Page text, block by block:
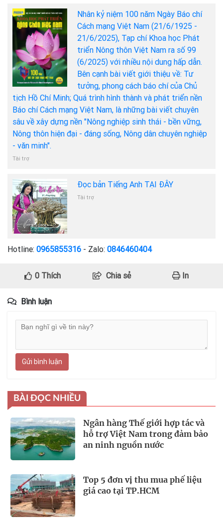
Nhân kỷ niệm 100 năm Ngày Báo chí
Cách mạng Việt Nam (21/6/1925 -
21/6/2025), Tạp chí Khoa học Phát
triển Nông thôn Việt Nam ra số 99
(6/2025) với nhiều nội dung hấp dẫn.
Bên cạnh bài viết giới thiệu về: Tư
tưởng, phong cách báo chí của Chủ
tịch Hồ Chí Minh; Quá trình hình thành và phát triển nền
Báo chí Cách mạng Việt Nam, là những bài viết chuyên
sâu về xây dựng nền "Nông nghiệp sinh thái - bền vững,
Nông thôn hiện đại - đáng sống, Nông dân chuyên nghiệp
- văn minh".
Tài trợ
Đọc bản Tiếng Anh TẠI ĐÂY
Tài trợ
Hotline: 0965855316 - Zalo: 0846460404
0Thích Chia sẻ In
Bình luận
Gửi bình luận
BÀI ĐỌC NHIỀU
Ngân hàng Thế giới hợp tác và
hỗ trợ Việt Nam trong đảm bảo
an ninh nguồn nước
Top 5 đơn vị thu mua phế liệu
giá cao tại TP.HCM